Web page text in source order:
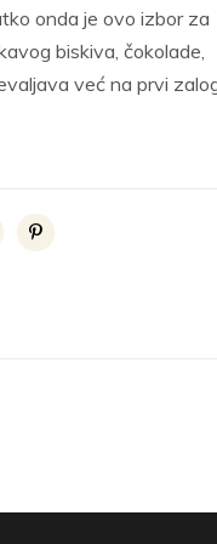
onda je ovo izbor za
biskiva, čokolade,
već na prvi